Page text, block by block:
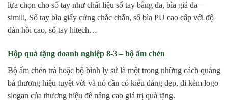
lựa chọn cho sổ tay như chất liệu sổ tay bằng da, bìa giả da –
simili, Sổ tay bìa giấy cứng chắc chắn, sổ bìa PU cao cấp với độ
đàn hồi cao, sổ tay hitech…
Hộp quà tặng doanh nghiệp 8-3 – bộ ấm chén
Bộ ấm chén trà hoặc bộ bình ly sứ là một trong những cách quảng
bá thương hiệu tuyệt vời và nó cần có kiểu dáng đẹp, đi kèm logo
slogan của thương hiệu để nâng cao giá trị quà tặng.